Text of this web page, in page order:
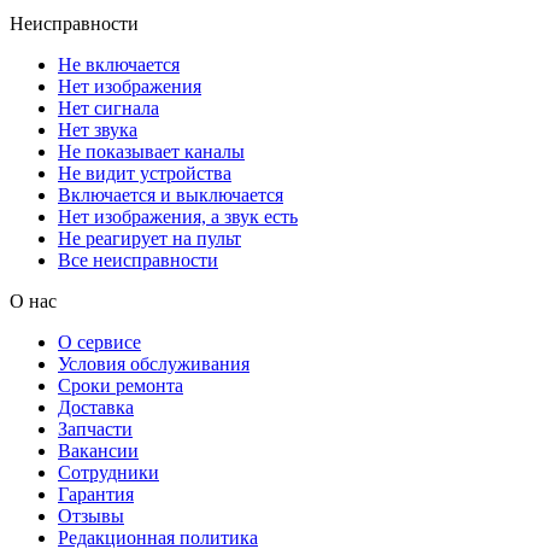
Неисправности
Не включается
Нет изображения
Нет сигнала
Нет звука
Не показывает каналы
Не видит устройства
Включается и выключается
Нет изображения, а звук есть
Не реагирует на пульт
Все неисправности
О нас
О сервисе
Условия обслуживания
Сроки ремонта
Доставка
Запчасти
Вакансии
Сотрудники
Гарантия
Отзывы
Редакционная политика